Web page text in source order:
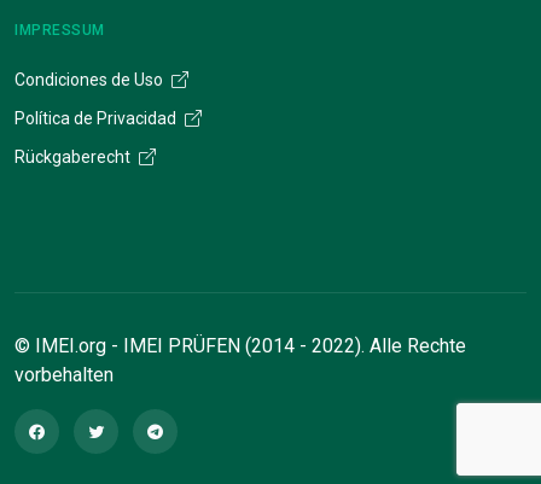
IMPRESSUM
Condiciones de Uso
Política de Privacidad
Rückgaberecht
© IMEI.org - IMEI PRÜFEN (2014 - 2022). Alle Rechte
vorbehalten